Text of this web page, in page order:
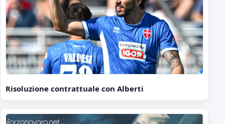
Risoluzione contrattuale con Alberti